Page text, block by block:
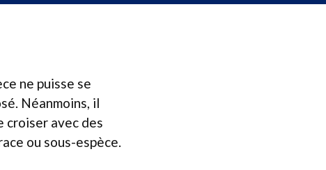
ne puisse se
Néanmoins, il
croiser avec des
ou sous-espèce.